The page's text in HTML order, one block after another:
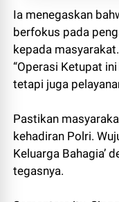
Ia menegaskan
berfokus pada
kepada masyarakat.
“Operasi Ketupat
tetapi juga
Pastikan
kehadiran Polri.
Keluarga Bahagia’
tegasnya.